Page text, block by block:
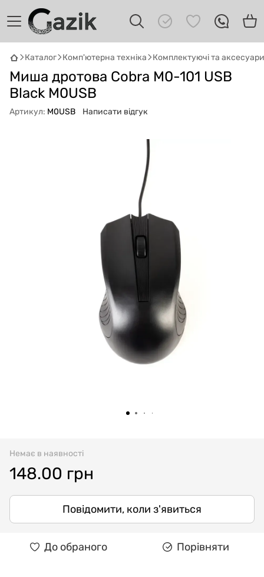
Каталог Комп'ютерна техніка Комплектуючі та аксесуари
Миша дротова Cobra M0-101 USB
Black M0USB
Артикул: M0USB Написати відгук
Немає в наявності
148.00 грн
Повідомити, коли з'явиться
До обраного Порівняти
Онлайн · пошук техніки
Привіт! 👋 Я Gazik AI — допоможу
підібрати вживану комп'ютерну техніку.